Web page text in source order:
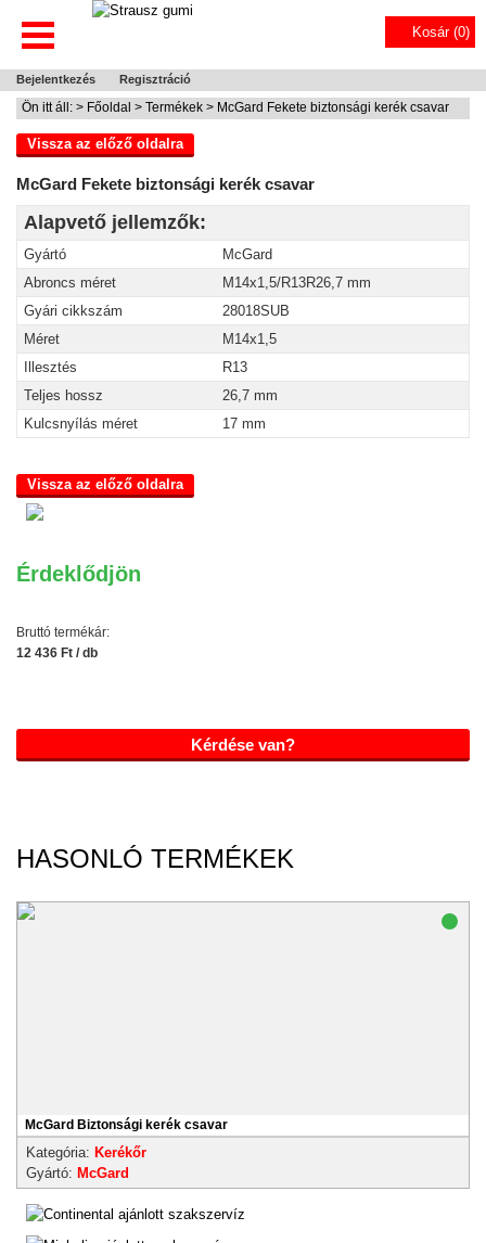
Kosár (0)
Bejelentkezés Regisztráció
Ön itt áll: > Főoldal > Termékek > McGard Fekete biztonsági kerék csavar
Vissza az előző oldalra
McGard Fekete biztonsági kerék csavar
Alapvető jellemzők:
Gyártó
McGard
Abroncs méret
M14x1,5/R13R26,7 mm
Gyári cikkszám
28018SUB
Méret
M14x1,5
Illesztés
R13
Teljes hossz
26,7 mm
Kulcsnyílás méret
17 mm
Vissza az előző oldalra
Érdeklődjön
Bruttó termékár:
12 436 Ft / db
Kérdése van?
HASONLÓ TERMÉKEK
McGard Biztonsági kerék csavar
Kategória: Kerékőr
Gyártó: McGard